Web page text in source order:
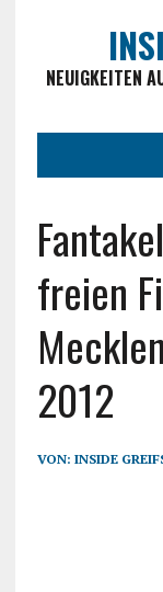
NEUIGKEITEN
freien
2012
VON: INSIDE